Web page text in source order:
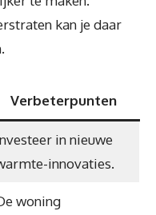
kan je daar
Verbeterpunten
in nieuwe
innovaties.
woning